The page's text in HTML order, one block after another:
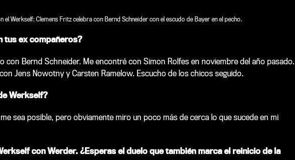
el Werkself: Clemens Fritz celebra con Bernd Schneider con el escudo de Bayer en el pecho.
tus ex compañeros?
con Bernd Schneider. Me encontré con Simon Rolfes en noviembre del año pasado.
Jens Nowotny y Carsten Ramelow. Escucho de los chicos seguido.
Werkself?
sea posible, pero obviamente miro un poco más de cerca lo que sucede en mi
con Werder. ¿Esperas el duelo que también marca el reinicio de la